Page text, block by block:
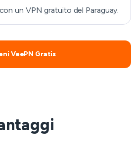
un VPN gratuito del Paraguay.
VeePN Gratis